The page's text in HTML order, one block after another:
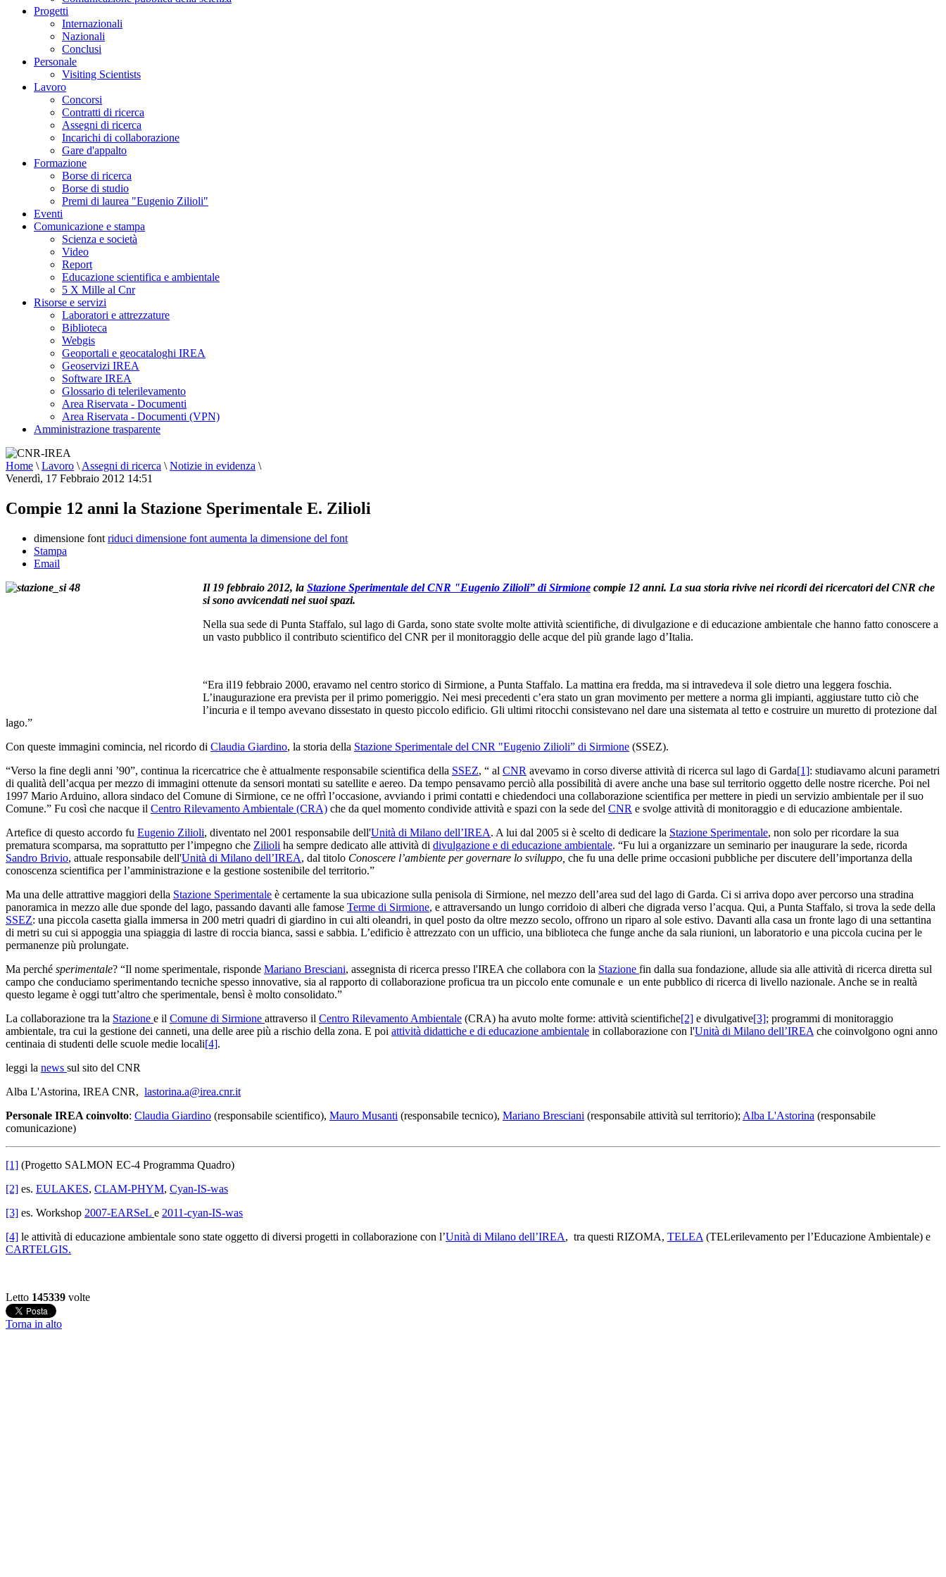
Progetti
Internazionali
Nazionali
Conclusi
Personale
Visiting Scientists
Lavoro
Concorsi
Contratti di ricerca
Assegni di ricerca
Incarichi di collaborazione
Gare d'appalto
Formazione
Borse di ricerca
Borse di studio
Premi di laurea "Eugenio Zilioli"
Eventi
Comunicazione e stampa
Scienza e società
Video
Report
Educazione scientifica e ambientale
5 X Mille al Cnr
Risorse e servizi
Laboratori e attrezzature
Biblioteca
Webgis
Geoportali e geocataloghi IREA
Geoservizi IREA
Software IREA
Glossario di telerilevamento
Area Riservata - Documenti
Area Riservata - Documenti (VPN)
Amministrazione trasparente
Home \ Lavoro \ Assegni di ricerca \ Notizie in evidenza \
Venerdì, 17 Febbraio 2012 14:51
Compie 12 anni la Stazione Sperimentale E. Zilioli
dimensione font riduci dimensione font aumenta la dimensione del font
Stampa
Email
Il 19 febbraio 2012, la Stazione Sperimentale del CNR "Eugenio Zilioli” di Sirmione compie 12 anni. La sua storia rivive nei ricordi dei ricercatori del CNR che
si sono avvicendati nei suoi spazi.
Nella sua sede di Punta Staffalo, sul lago di Garda, sono state svolte molte attività scientifiche, di divulgazione e di educazione ambientale che hanno fatto conoscere a
un vasto pubblico il contributo scientifico del CNR per il monitoraggio delle acque del più grande lago d’Italia.
“Era il19 febbraio 2000, eravamo nel centro storico di Sirmione, a Punta Staffalo. La mattina era fredda, ma si intravedeva il sole dietro una leggera foschia.
L’inaugurazione era prevista per il primo pomeriggio. Nei mesi precedenti c’era stato un gran movimento per mettere a norma gli impianti, aggiustare tutto ciò che
l’incuria e il tempo avevano dissestato in questo piccolo edificio. Gli ultimi ritocchi consistevano nel dare una sistemata al tetto e costruire un muretto di protezione dal
lago.”
Con queste immagini comincia, nel ricordo di Claudia Giardino, la storia della Stazione Sperimentale del CNR "Eugenio Zilioli” di Sirmione (SSEZ).
“Verso la fine degli anni ’90”, continua la ricercatrice che è attualmente responsabile scientifica della SSEZ, “ al CNR avevamo in corso diverse attività di ricerca sul lago di Garda[1]: studiavamo alcuni parametri
di qualità dell’acqua per mezzo di immagini ottenute da sensori montati su satellite e aereo. Da tempo pensavamo perciò alla possibilità di avere anche una base sul territorio oggetto delle nostre ricerche. Poi nel
1997 Mario Arduino, allora sindaco del Comune di Sirmione, ce ne offrì l’occasione, avviando i primi contatti e chiedendoci una collaborazione scientifica per mettere in piedi un servizio ambientale per il suo
Comune.” Fu così che nacque il Centro Rilevamento Ambientale (CRA) che da quel momento condivide attività e spazi con la sede del CNR e svolge attività di monitoraggio e di educazione ambientale.
Artefice di questo accordo fu Eugenio Zilioli, diventato nel 2001 responsabile dell'Unità di Milano dell’IREA. A lui dal 2005 si è scelto di dedicare la Stazione Sperimentale, non solo per ricordare la sua
prematura scomparsa, ma soprattutto per l’impegno che Zilioli ha sempre dedicato alle attività di divulgazione e di educazione ambientale. “Fu lui a organizzare un seminario per inaugurare la sede, ricorda
Sandro Brivio, attuale responsabile dell'Unità di Milano dell’IREA, dal titolo Conoscere l’ambiente per governare lo sviluppo, che fu una delle prime occasioni pubbliche per discutere dell’importanza della
conoscenza scientifica per l’amministrazione e la gestione sostenibile del territorio.”
Ma una delle attrattive maggiori della Stazione Sperimentale è certamente la sua ubicazione sulla penisola di Sirmione, nel mezzo dell’area sud del lago di Garda. Ci si arriva dopo aver percorso una stradina
panoramica in mezzo alle due sponde del lago, passando davanti alle famose Terme di Sirmione, e attraversando un lungo corridoio di alberi che digrada verso l’acqua. Qui, a Punta Staffalo, si trova la sede della
SSEZ: una piccola casetta gialla immersa in 200 metri quadri di giardino in cui alti oleandri, in quel posto da oltre mezzo secolo, offrono un riparo al sole estivo. Davanti alla casa un fronte lago di una settantina
di metri su cui si appoggia una spiaggia di lastre di roccia bianca, sassi e sabbia. L’edificio è attrezzato con un ufficio, una biblioteca che funge anche da sala riunioni, un laboratorio e una piccola cucina per le
permanenze più prolungate.
Ma perché sperimentale? “Il nome sperimentale, risponde Mariano Bresciani, assegnista di ricerca presso l'IREA che collabora con la Stazione fin dalla sua fondazione, allude sia alle attività di ricerca diretta sul
campo che conduciamo sperimentando tecniche spesso innovative, sia al rapporto di collaborazione proficua tra un piccolo ente comunale e un ente pubblico di ricerca di livello nazionale. Anche se in realtà
questo legame è oggi tutt’altro che sperimentale, bensì è molto consolidato.”
La collaborazione tra la Stazione e il Comune di Sirmione attraverso il Centro Rilevamento Ambientale (CRA) ha avuto molte forme: attività scientifiche[2] e divulgative[3]; programmi di monitoraggio
ambientale, tra cui la gestione dei canneti, una delle aree più a rischio della zona. E poi attività didattiche e di educazione ambientale in collaborazione con l'Unità di Milano dell’IREA che coinvolgono ogni anno
centinaia di studenti delle scuole medie locali[4].
leggi la news sul sito del CNR
Alba L'Astorina, IREA CNR, lastorina.a@irea.cnr.it
Personale IREA coinvolto: Claudia Giardino (responsabile scientifico), Mauro Musanti (responsabile tecnico), Mariano Bresciani (responsabile attività sul territorio); Alba L'Astorina (responsabile
comunicazione)
[1] (Progetto SALMON EC-4 Programma Quadro)
[2] es. EULAKES, CLAM-PHYM, Cyan-IS-was
[3] es. Workshop 2007-EARSeL e 2011-cyan-IS-was
[4] le attività di educazione ambientale sono state oggetto di diversi progetti in collaborazione con l’Unità di Milano dell’IREA, tra questi RIZOMA, TELEA (TELerilevamento per l’Educazione Ambientale) e
CARTELGIS.
Letto 145339 volte
Torna in alto